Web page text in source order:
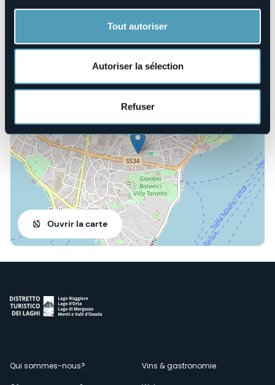
Tout autoriser
Autoriser la sélection
Refuser
https://www.spaziosantanna.it/
Via Belgio 4
Ouvrir la carte
Menù
Qui sommes-nous? Vins & gastronomie